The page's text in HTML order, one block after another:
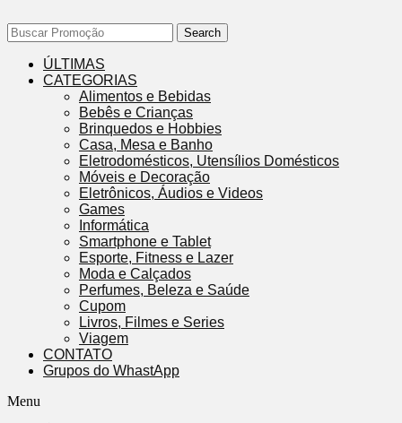
Search
ÚLTIMAS
CATEGORIAS
Alimentos e Bebidas
Bebês e Crianças
Brinquedos e Hobbies
Casa, Mesa e Banho
Eletrodomésticos, Utensílios Domésticos
Móveis e Decoração
Eletrônicos, Áudios e Videos
Games
Informática
Smartphone e Tablet
Esporte, Fitness e Lazer
Moda e Calçados
Perfumes, Beleza e Saúde
Cupom
Livros, Filmes e Series
Viagem
CONTATO
Grupos do WhastApp
Menu